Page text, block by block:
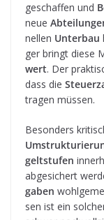
geschaf­fen und
neue
nel­len Unter­bau
ger bringt diese
wert. Der
dass die
tra­gen müssen.
Beson­ders
gelt­stu­fen
abge­si­chert
ga­ben
sen ist ein